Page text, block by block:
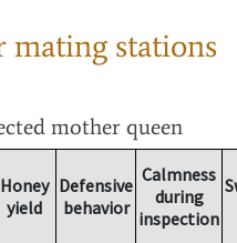
mating stations
mother queen
Honey
yield
Defensive
behavior
Calmness
during
inspection